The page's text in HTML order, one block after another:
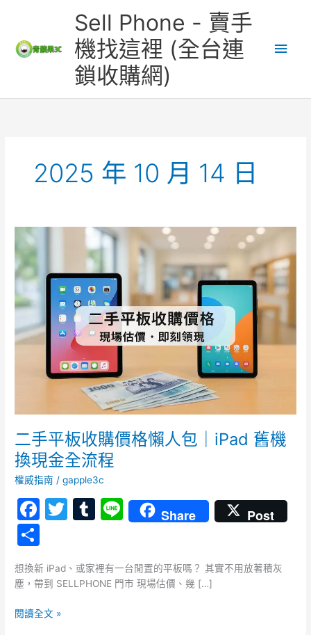
Sell Phone - 賣手
機找這裡 (全台連
鎖收購網)
要
單
2025 年 10 月 14 日
二手平板收購價格懶人包｜iPad 舊機
換現金全流程
權威指南 /gapple3c
F
e
o
T
er
T
bl
Li
n
Share Post
享
想換新 iPad、或家裡有一台閒置的平板嗎？ 其實不用放著積灰
塵，帶到 SELLPHONE 門市 現場估價、幾 […]
手
平
板
收
購
價
格
iPad
舊
機
換
現
全
流
程
閱讀全文 »